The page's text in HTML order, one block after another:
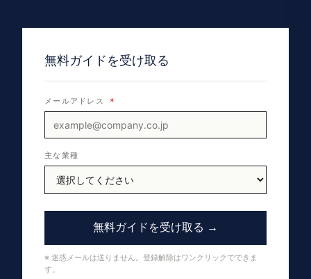
無料ガイドを受け取る
メールアドレス *
主な業種
無料ガイドを受け取る →
※ 迷惑メールは送りません。登録解除はワンクリックでできま
す。